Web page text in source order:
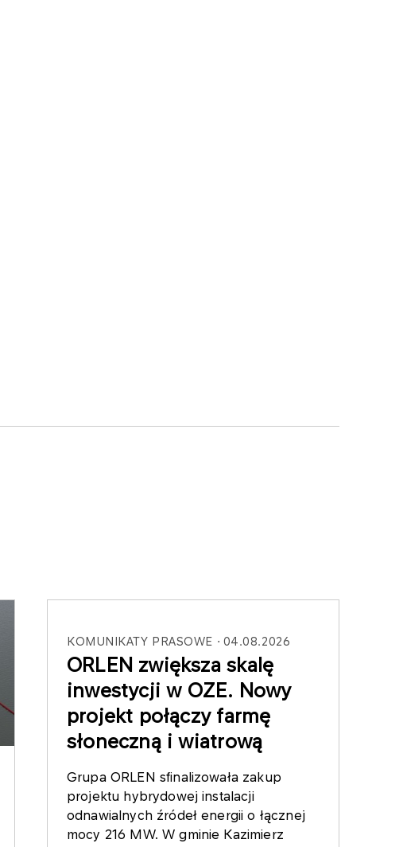
KOMUNIKATY PRASOWE 04.08.2026
ORLEN zwiększa skalę
inwestycji w OZE. Nowy
projekt połączy farmę
słoneczną i wiatrową
Grupa ORLEN sfinalizowała zakup
projektu hybrydowej instalacji
odnawialnych źródeł energii o łącznej
mocy 216 MW. W gminie Kazimierz